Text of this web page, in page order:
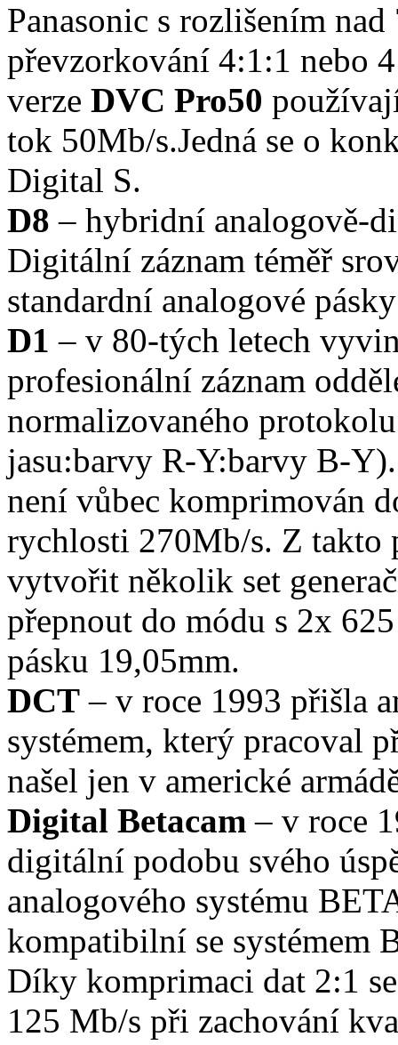
Panasonic s rozlišením
převzorkování 4:1:1 nebo
verze DVC Pro50
tok 50Mb/s.Jedná se o
Digital S.
D8 – hybridní analogově-
Digitální záznam téměř
standardní analogové
D1 – v 80-tých letech
profesionální záznam
normalizovaného
jasu:barvy R-Y:barvy B-
není vůbec komprimován
rychlosti 270Mb/s. Z takto
vytvořit několik set
přepnout do módu s 2x
pásku 19,05mm.
DCT – v roce 1993 přišla
systémem, který pracoval
našel jen v americké
Digital Betacam – v roce
digitální podobu svého
analogového systému
kompatibilní se systémem
Díky komprimaci dat 2:1
125 Mb/s při zachování